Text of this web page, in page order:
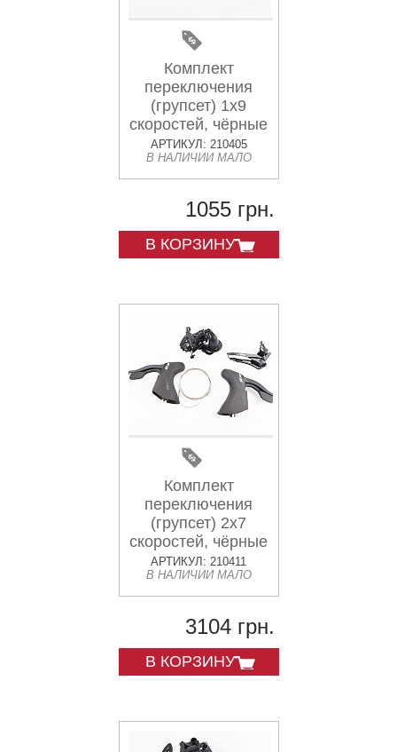
Комплект
переключения
(групсет) 1x9
скоростей, чёрные
A5, 2 детали
АРТИКУЛ: 210405
В НАЛИЧИИ МАЛО
1055 грн.
В КОРЗИНУ
Комплект
переключения
(групсет) 2x7
скоростей, чёрные
R2, 4 детали
АРТИКУЛ: 210411
В НАЛИЧИИ МАЛО
3104 грн.
В КОРЗИНУ